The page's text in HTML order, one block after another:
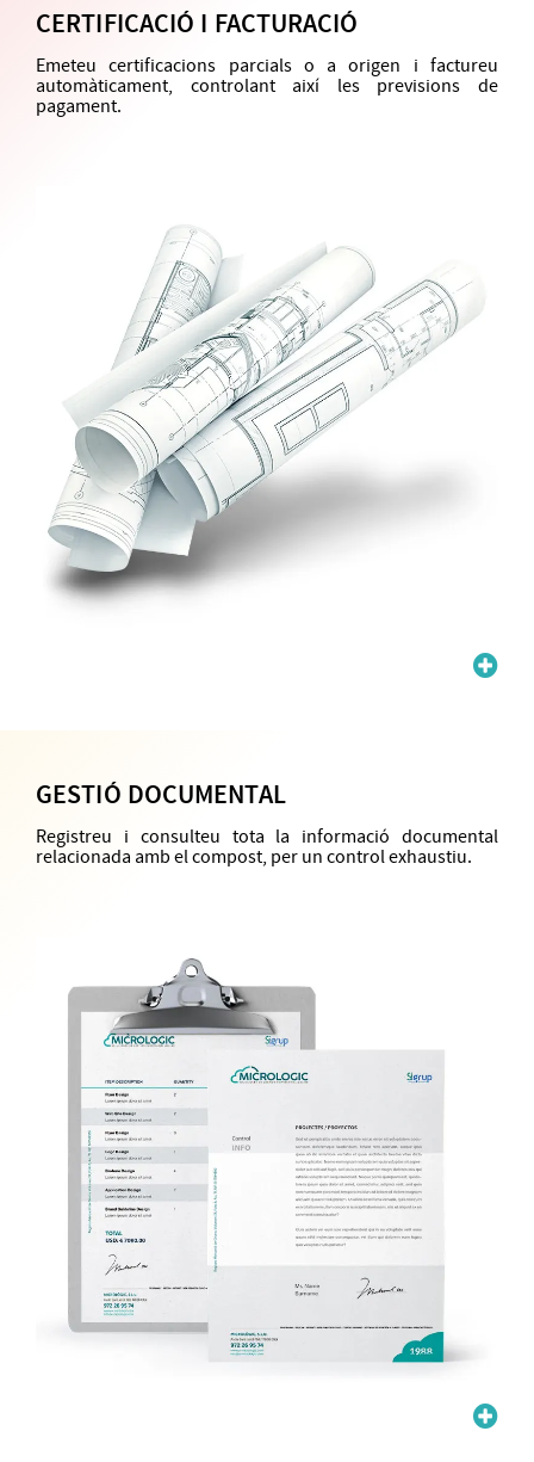
CERTIFICACIÓ I FACTURACIÓ
Emeteu certificacions parcials o a origen i factureu
automàticament, controlant així les previsions de
pagament.
GESTIÓ DOCUMENTAL
Registreu i consulteu tota la informació documental
relacionada amb el compost, per un control exhaustiu.